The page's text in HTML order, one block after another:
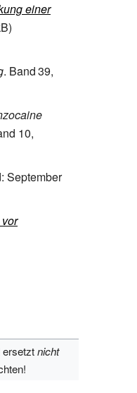
einer
. Band39,
10,
September
nicht